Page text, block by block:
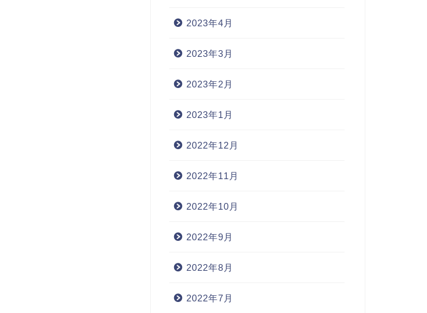
2023年4月
2023年3月
2023年2月
2023年1月
2022年12月
2022年11月
2022年10月
2022年9月
2022年8月
2022年7月